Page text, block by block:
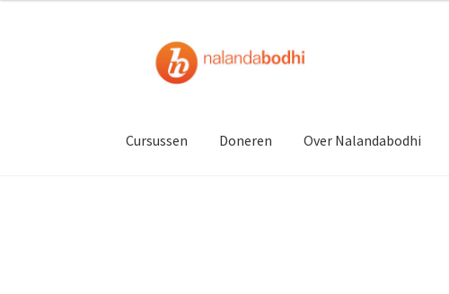
Cursussen
Doneren Over Nalandabodhi